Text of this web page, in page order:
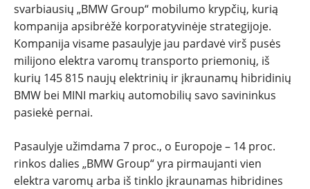
svarbiausių „BMW Group“ mobilumo krypčių, kurią
kompanija apsibrėžė korporatyvinėje strategijoje.
Kompanija visame pasaulyje jau pardavė virš pusės
milijono elektra varomų transporto priemonių, iš
kurių 145 815 naujų elektrinių ir įkraunamų hibridinių
BMW bei MINI markių automobilių savo savininkus
pasiekė pernai.
Pasaulyje užimdama 7 proc., o Europoje – 14 proc.
rinkos dalies „BMW Group“ yra pirmaujanti vien
elektra varomų arba iš tinklo įkraunamas hibridines